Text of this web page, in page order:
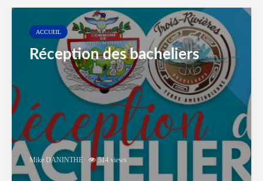
ACCUEIL
Réception des bacheliers
Mike DANINTHE 514 views